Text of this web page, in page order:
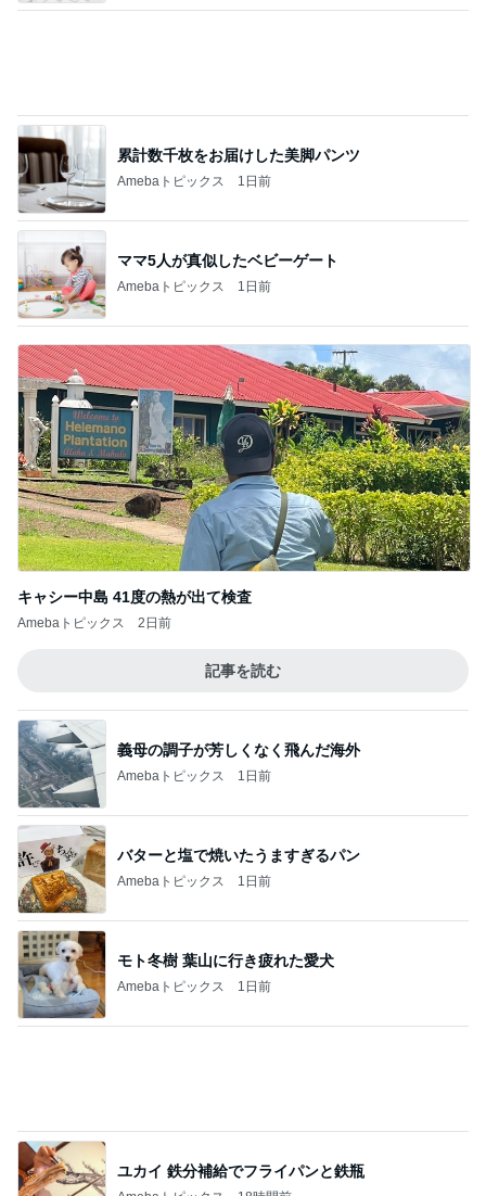
Amebaトピックス
記事を読む
義母の調子が芳しくなく飛んだ海外
Amebaトピックス 1日前
バターと塩で焼いたうますぎるパン
Amebaトピックス 1日前
モト冬樹 葉山に行き疲れた愛犬
Amebaトピックス 1日前
ユカイ 鉄分補給でフライパンと鉄瓶
お値段に怯んだスシローのコラボ
迷った末に決めた息子の言語訓練
Amebaトピックス 1日前